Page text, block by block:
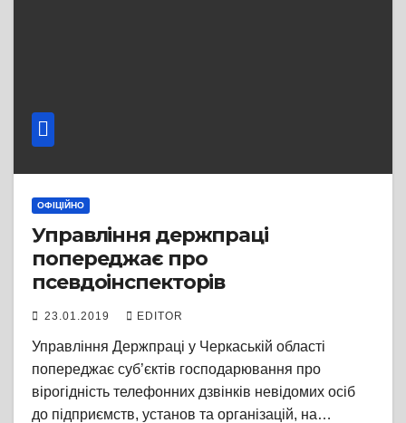
ОФІЦІЙНО
Управління держпраці
попереджає про
псевдоінспекторів
23.01.2019 EDITOR
Управління Держпраці у Черкаській області
попереджає суб’єктів господарювання про
вірогідність телефонних дзвінків невідомих осіб
до підприємств, установ та організацій, на…